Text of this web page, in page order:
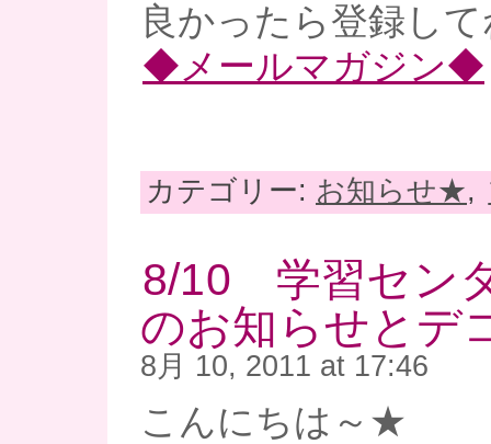
良かったら登録して
◆メールマガジン◆
カテゴリー: お知らせ★,
8/10 学習セン
のお知らせとデ
8月 10, 2011 at 17:46
こんにちは～★